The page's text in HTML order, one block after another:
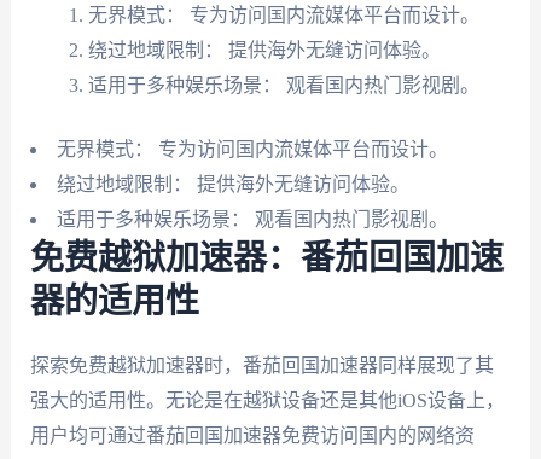
无界模式： 专为访问国内流媒体平台而设计。
绕过地域限制： 提供海外无缝访问体验。
适用于多种娱乐场景： 观看国内热门影视剧。
无界模式： 专为访问国内流媒体平台而设计。
绕过地域限制： 提供海外无缝访问体验。
适用于多种娱乐场景： 观看国内热门影视剧。
免费越狱加速器：番茄回国加速
器的适用性
探索免费越狱加速器时，番茄回国加速器同样展现了其
强大的适用性。无论是在越狱设备还是其他iOS设备上，
用户均可通过番茄回国加速器免费访问国内的网络资